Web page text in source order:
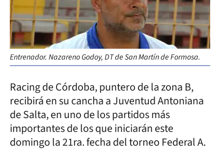
Entrenador. Nazareno Godoy, DT de San Martín de Formosa.
Racing de Córdoba, puntero de la zona B,
recibirá en su cancha a Juventud Antoniana
de Salta, en uno de los partidos más
importantes de los que iniciarán este
domingo la 21ra. fecha del torneo Federal A.